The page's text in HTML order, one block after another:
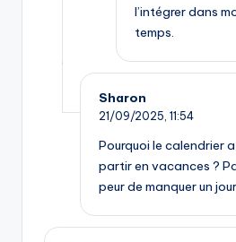
l’intégrer dans
temps.
Sharon
21/09/2025, 11:54
Pourquoi le calendrier
partir en vacances ?
peur de manquer un